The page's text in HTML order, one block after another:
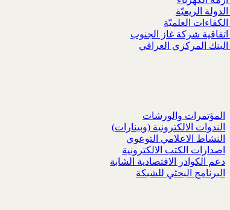
الريعيّة
العلميّة
شركة غاز الجنوب
المركزي العراقي
المؤتمرات والورشات
الندوات الالكترونية (وبينارات)
النشاط الاعلامي التوعوي
اصدارات الكتب الالكترونية
دعم الكوادر الاقتصادية الشابة
البرنامج البحثي للشبكة